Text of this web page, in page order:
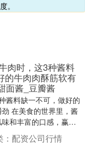
。
肉时，这3种酱料
的牛肉肉酥筋软有
面酱_豆瓣酱
酱料缺一不可，做好的
在美食的世界里，酱
和丰富的口感，赢得
今天，就让我以一个
配资公司行情